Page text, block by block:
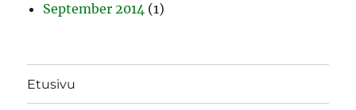
September 2014 (1)
Etusivu